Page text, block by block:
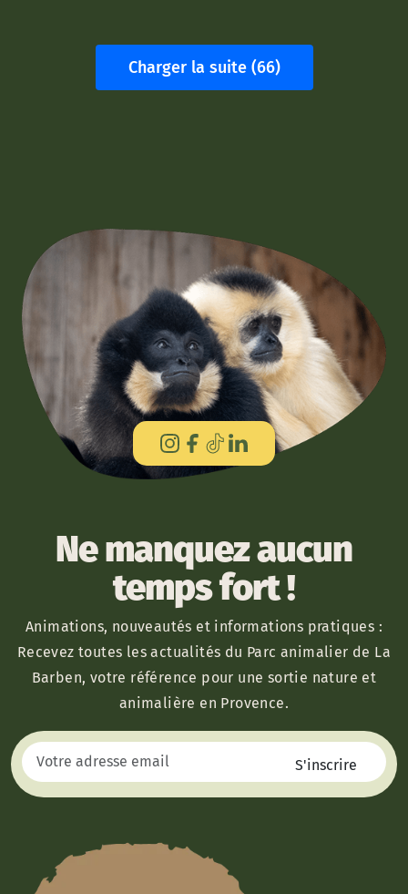
Charger la suite (66)
Ne manquez aucun
temps fort !
Animations, nouveautés et informations pratiques :
Recevez toutes les actualités du Parc animalier de La
Barben, votre référence pour une sortie nature et
animalière en Provence.